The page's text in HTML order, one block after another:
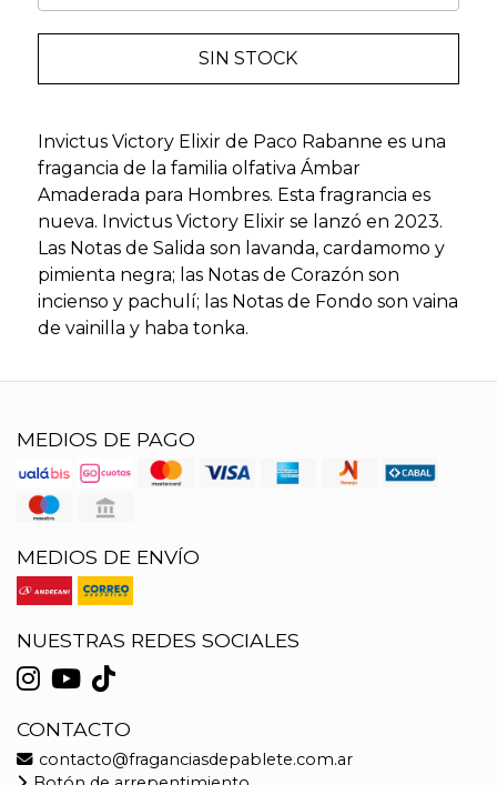
SIN STOCK
Invictus Victory Elixir de Paco Rabanne es una
fragancia de la familia olfativa Ámbar
Amaderada para Hombres. Esta fragrancia es
nueva. Invictus Victory Elixir se lanzó en 2023.
Las Notas de Salida son lavanda, cardamomo y
pimienta negra; las Notas de Corazón son
incienso y pachulí; las Notas de Fondo son vaina
de vainilla y haba tonka.
MEDIOS DE PAGO
MEDIOS DE ENVÍO
NUESTRAS REDES SOCIALES
CONTACTO
contacto@fraganciasdepablete.com.ar